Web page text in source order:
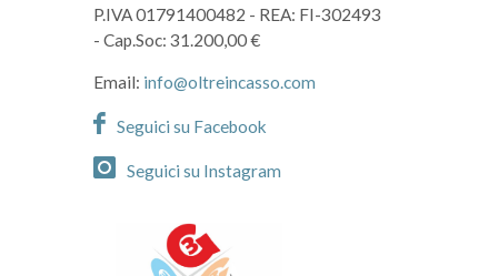
P.IVA 01791400482 - REA: FI-302493
- Cap.Soc: 31.200,00 €
Email: info@oltreincasso.com
Seguici su Facebook
Seguici su Instagram